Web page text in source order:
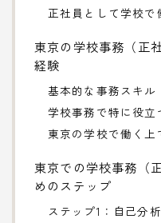
正社員として学校で
東京の学校事務（正
経験
基本的な事務スキル
学校事務で特に役立
東京の学校で働く上
東京での学校事務（
めのステップ
ステップ1：自己分